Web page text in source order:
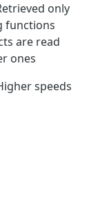
only
functions
are read
ones
speeds